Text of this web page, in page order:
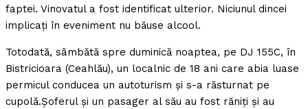
faptei. Vinovatul a fost identificat ulterior. Niciunul dincei
implicaţi în eveniment nu băuse alcool.
Totodată, sâmbătă spre duminică noaptea, pe DJ 155C, în
Bistricioara (Ceahlău), un localnic de 18 ani care abia luase
permicul conducea un autoturism şi s-a răsturnat pe
cupolă.Şoferul şi un pasager al său au fost răniţi şi au